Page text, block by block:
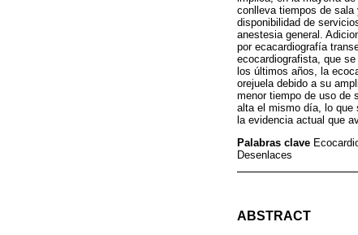
conlleva tiempos de sala
disponibilidad de
anestesia general.
por ecacardiografía
ecocardiografista, que
los últimos años, la
orejuela debido a su
menor tiempo de uso de
alta el mismo día, lo que
la evidencia actual que
Palabras clave
Desenlaces
ABSTRACT